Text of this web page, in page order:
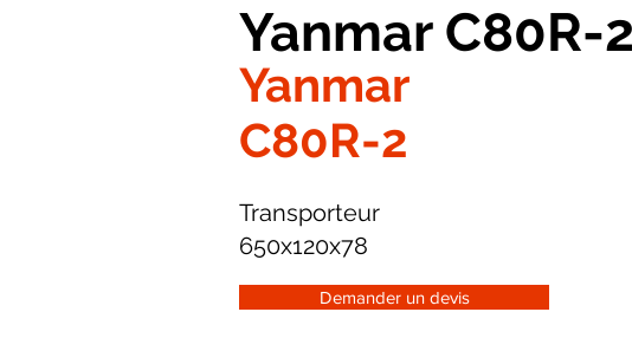
Yanmar
Yanmar
C80R-2
Transporteur
650x120x78
Demander un devis